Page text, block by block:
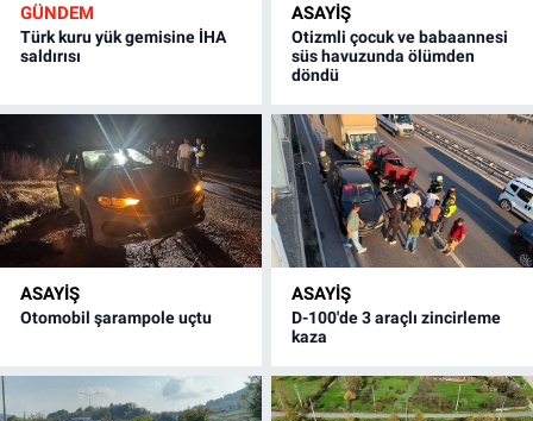
GÜNDEM
Türk kuru yük gemisine İHA
saldırısı
ASAYİŞ
Otizmli çocuk ve babaannesi
süs havuzunda ölümden
döndü
ASAYİŞ
Otomobil şarampole uçtu
ASAYİŞ
D-100'de 3 araçlı zincirleme
kaza